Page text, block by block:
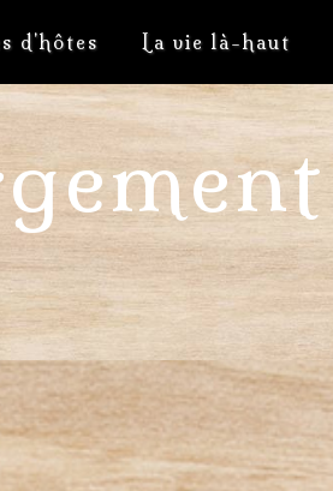
d'hôtes La vie là-haut